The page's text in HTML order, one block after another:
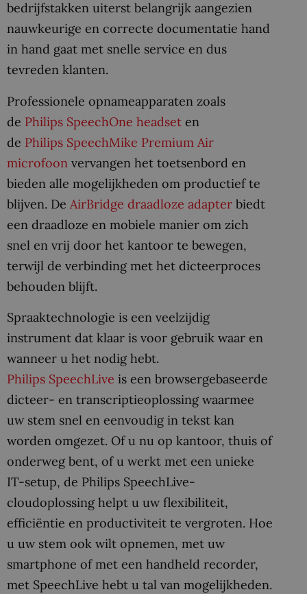
bedrijfstakken uiterst belangrijk aangezien
nauwkeurige en correcte documentatie hand
in hand gaat met snelle service en dus
tevreden klanten.
Professionele opnameapparaten zoals
de Philips SpeechOne headset en
de Philips SpeechMike Premium Air
microfoon vervangen het toetsenbord en
bieden alle mogelijkheden om productief te
blijven. De AirBridge draadloze adapter biedt
een draadloze en mobiele manier om zich
snel en vrij door het kantoor te bewegen,
terwijl de verbinding met het dicteerproces
behouden blijft.
Spraaktechnologie is een veelzijdig
instrument dat klaar is voor gebruik waar en
wanneer u het nodig hebt.
Philips SpeechLive is een browsergebaseerde
dicteer- en transcriptieoplossing waarmee
uw stem snel en eenvoudig in tekst kan
worden omgezet. Of u nu op kantoor, thuis of
onderweg bent, of u werkt met een unieke
IT-setup, de Philips SpeechLive-
cloudoplossing helpt u uw flexibiliteit,
efficiëntie en productiviteit te vergroten. Hoe
u uw stem ook wilt opnemen, met uw
smartphone of met een handheld recorder,
met SpeechLive hebt u tal van mogelijkheden.